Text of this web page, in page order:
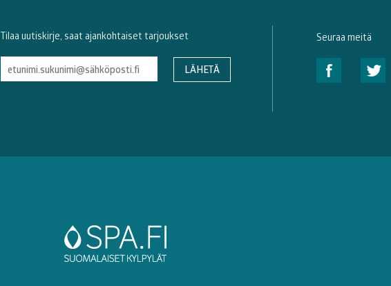
Tilaa uutiskirje, saat ajankohtaiset tarjoukset Seuraa meitä